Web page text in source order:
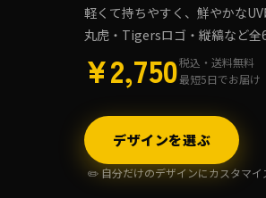
軽くて持ちやすく、鮮やかなUV
丸虎・Tigersロゴ・縦縞など全
¥2,750税込・送料無料
最短5日でお届け
デザインを選ぶ
✏️ 自分だけのデザインにカスタマイ